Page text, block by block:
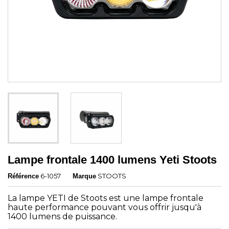
Lampe frontale 1400 lumens Yeti Stoots
Référence 6-1057 Marque STOOTS
La lampe YETI de Stoots est une lampe frontale
haute performance pouvant vous offrir jusqu'à
1400 lumens de puissance.